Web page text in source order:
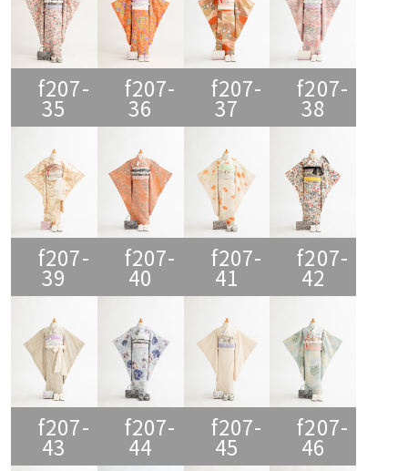
f207-
35
f207-
36
f207-
37
f207-
38
f207-
39
f207-
40
f207-
41
f207-
42
f207-
43
f207-
44
f207-
45
f207-
46